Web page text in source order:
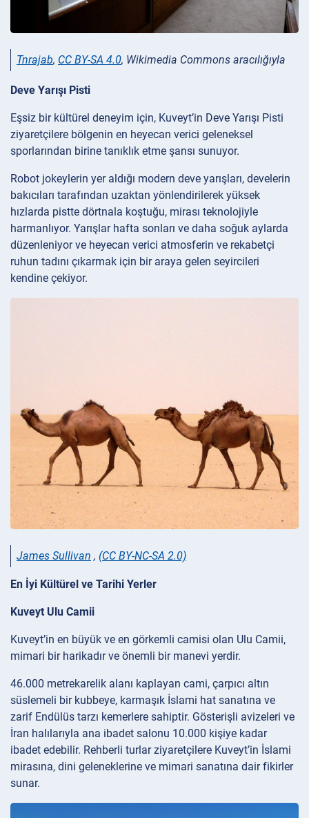
Tnrajab, CC BY-SA 4.0, Wikimedia Commons aracılığıyla
Deve Yarışı Pisti
Eşsiz bir kültürel deneyim için, Kuveyt’in Deve Yarışı Pisti
ziyaretçilere bölgenin en heyecan verici geleneksel
sporlarından birine tanıklık etme şansı sunuyor.
Robot jokeylerin yer aldığı modern deve yarışları, develerin
bakıcıları tarafından uzaktan yönlendirilerek yüksek
hızlarda pistte dörtnala koştuğu, mirası teknolojiyle
harmanlıyor. Yarışlar hafta sonları ve daha soğuk aylarda
düzenleniyor ve heyecan verici atmosferin ve rekabetçi
ruhun tadını çıkarmak için bir araya gelen seyircileri
kendine çekiyor.
James Sullivan , (CC BY-NC-SA 2.0)
En İyi Kültürel ve Tarihi Yerler
Kuveyt Ulu Camii
Kuveyt’in en büyük ve en görkemli camisi olan Ulu Camii,
mimari bir harikadır ve önemli bir manevi yerdir.
46.000 metrekarelik alanı kaplayan cami, çarpıcı altın
süslemeli bir kubbeye, karmaşık İslami hat sanatına ve
zarif Endülüs tarzı kemerlere sahiptir. Gösterişli avizeleri ve
İran halılarıyla ana ibadet salonu 10.000 kişiye kadar
ibadet edebilir. Rehberli turlar ziyaretçilere Kuveyt’in İslami
mirasına, dini geleneklerine ve mimari sanatına dair fikirler
sunar.